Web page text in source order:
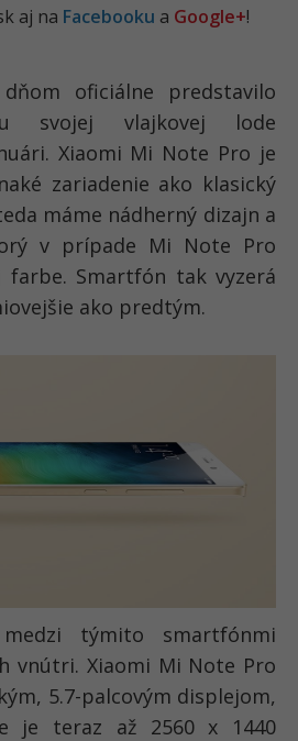
aj na Facebooku a Google+!
oficiálne predstavilo
svojej vlajkovej lode
Xiaomi Mi Note Pro je
zariadenie ako klasický
máme nádherný dizajn a
v prípade Mi Note Pro
farbe. Smartfón tak vyzerá
ako predtým.
týmito smartfónmi
vnútri. Xiaomi Mi Note Pro
5.7-palcovým displejom,
je teraz až 2560 x 1440